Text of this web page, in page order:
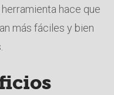
hace que
más fáciles y bien